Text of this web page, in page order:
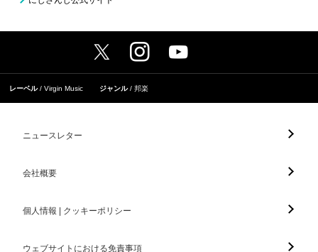
レーベル Virgin Music ジャンル 邦楽
ニュースレター
会社概要
個人情報 | クッキーポリシー
ウェブサイトにおける免責事項